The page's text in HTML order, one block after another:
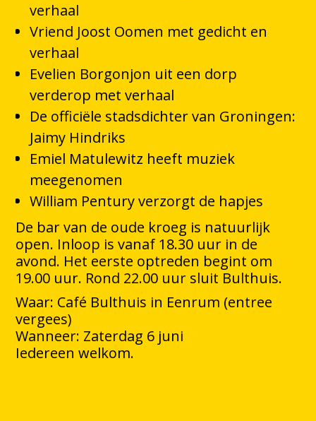
verhaal
Vriend Joost Oomen met gedicht en
verhaal
Evelien Borgonjon uit een dorp
verderop met verhaal
De officiële stadsdichter van Groningen:
Jaimy Hindriks
Emiel Matulewitz heeft muziek
meegenomen
William Pentury verzorgt de hapjes
De bar van de oude kroeg is natuurlijk
open. Inloop is vanaf 18.30 uur in de
avond. Het eerste optreden begint om
19.00 uur. Rond 22.00 uur sluit Bulthuis.
Waar: Café Bulthuis in Eenrum (entree
vergees)
Wanneer: Zaterdag 6 juni
Iedereen welkom.